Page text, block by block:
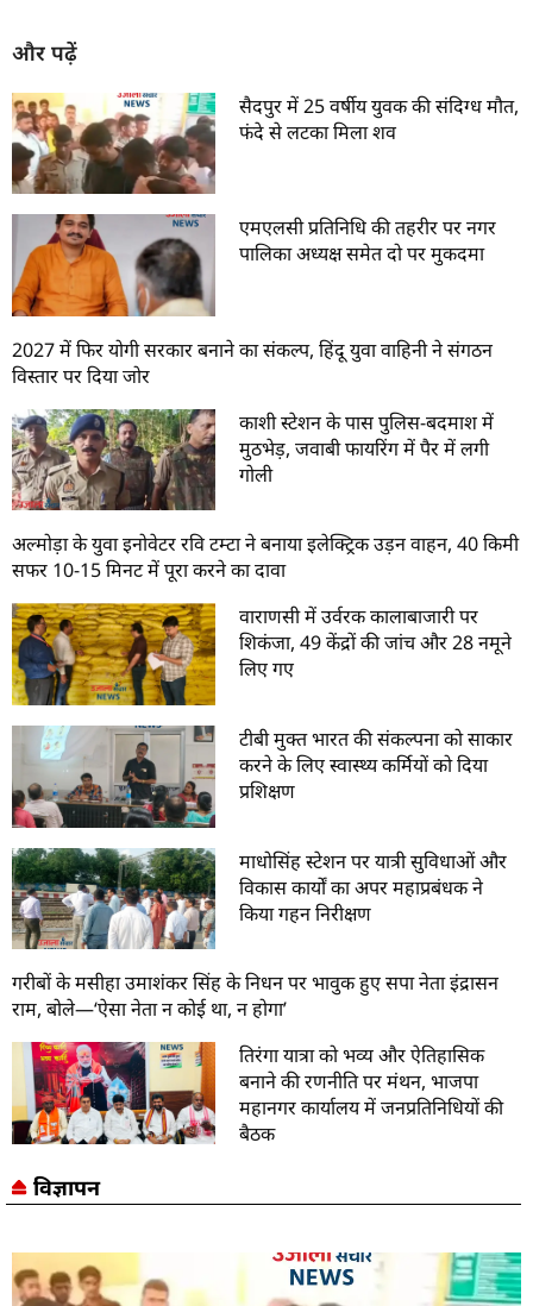
और पढ़ें
सैदपुर में 25 वर्षीय युवक की संदिग्ध मौत,
फंदे से लटका मिला शव
एमएलसी प्रतिनिधि की तहरीर पर नगर
पालिका अध्यक्ष समेत दो पर मुकदमा
2027 में फिर योगी सरकार बनाने का संकल्प, हिंदू युवा वाहिनी ने संगठन
विस्तार पर दिया जोर
काशी स्टेशन के पास पुलिस-बदमाश में
मुठभेड़, जवाबी फायरिंग में पैर में लगी
गोली
अल्मोड़ा के युवा इनोवेटर रवि टम्टा ने बनाया इलेक्ट्रिक उड़न वाहन, 40 किमी
सफर 10-15 मिनट में पूरा करने का दावा
वाराणसी में उर्वरक कालाबाजारी पर
शिकंजा, 49 केंद्रों की जांच और 28 नमूने
लिए गए
टीबी मुक्त भारत की संकल्पना को साकार
करने के लिए स्वास्थ्य कर्मियों को दिया
प्रशिक्षण
माधोसिंह स्टेशन पर यात्री सुविधाओं और
विकास कार्यों का अपर महाप्रबंधक ने
किया गहन निरीक्षण
गरीबों के मसीहा उमाशंकर सिंह के निधन पर भावुक हुए सपा नेता इंद्रासन
राम, बोले—‘ऐसा नेता न कोई था, न होगा’
तिरंगा यात्रा को भव्य और ऐतिहासिक
बनाने की रणनीति पर मंथन, भाजपा
महानगर कार्यालय में जनप्रतिनिधियों की
बैठक
विज्ञापन